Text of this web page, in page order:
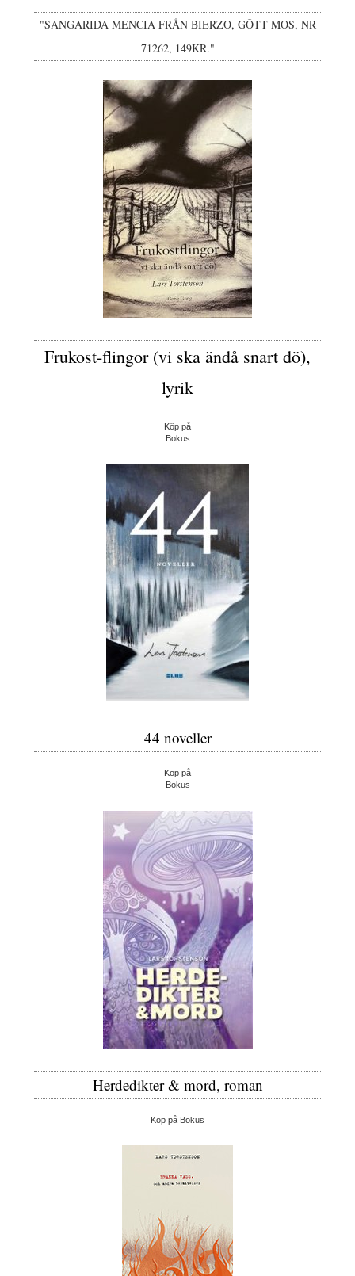
"SANGARIDA MENCIA FRÅN BIERZO, GÔTT MOS, NR
71262, 149KR."
Frukost-flingor (vi ska ändå snart dö),
lyrik
Köp på
Bokus
44 noveller
Köp på
Bokus
Herdedikter & mord, roman
Köp på Bokus